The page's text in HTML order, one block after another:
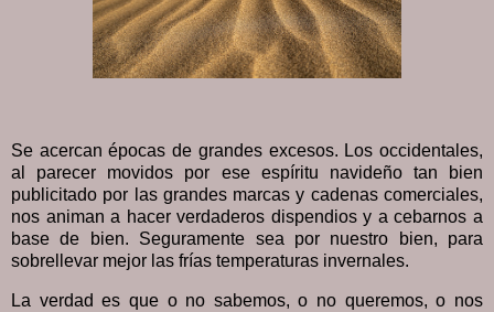
Se acercan épocas de grandes excesos. Los occidentales,
al parecer movidos por ese espíritu navideño tan bien
publicitado por las grandes marcas y cadenas comerciales,
nos animan a hacer verdaderos dispendios y a cebarnos a
base de bien. Seguramente sea por nuestro bien, para
sobrellevar mejor las frías temperaturas invernales.
La verdad es que o no sabemos, o no queremos, o nos